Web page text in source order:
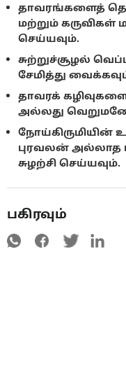
தாவரங்களைத்
மற்றும்
செய்யவும்.
சுற்றுச்சூழல்
சேமித்து
தாவரக் கழிவுகளை
அல்லது வெறுமனே
நோய்கிருமியின்
புரவலன் அல்லாத
சுழற்சி செய்யவும்.
பகிரவும்